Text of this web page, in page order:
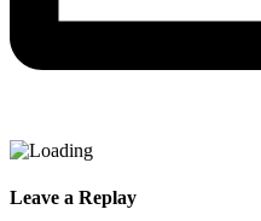
Leave a Replay